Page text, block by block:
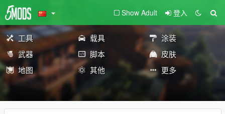
Show Adult 登入
工具 载具
涂装
武器
脚本
皮肤
地图
其他 更多